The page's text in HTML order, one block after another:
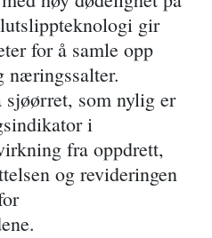
gir
for å samle opp
næringssalter.
sjøørret, som nylig er
i
fra oppdrett,
og revideringen